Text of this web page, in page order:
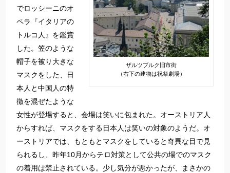
ザルツブルク旧市街
（右下の建物は祝祭劇場）
でロッシーニのオ
ペラ『イタリアの
トルコ人』を鑑賞
した。笠のような
帽子を被り大きな
マスクをした、日
本人と中国人の特
徴を混ぜたような
女性が登場すると、会場は笑いに包まれた。オーストリア人
からすれば、マスクをする日本人は笑いの対象のようだ。オ
ーストリアでは、もともとマスクをしていると奇異な目で見
られるし、昨年10月からテロ対策として公共の場でのマスク
の着用は禁止されている。少し気分が悪かったが、まさかの